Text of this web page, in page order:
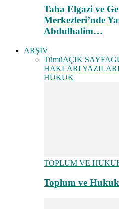
Taha Elgazi ve
Merkezleri’nde
Abdulhalim…
ARŞİV
TümüAÇIK SAYFA
HAKLARI YAZILARI
HUKUK
TOPLUM VE
Toplum ve Hukuk